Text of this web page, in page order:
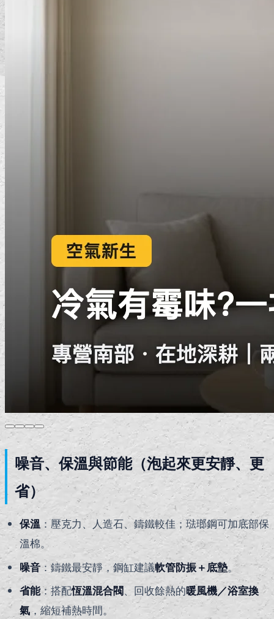
噪音、保溫與節能（泡起來更安靜、更
省）
保溫 ：壓克力、人造石、鑄鐵較佳；琺瑯鋼可加底部保
溫棉。
噪音：鑄鐵最安靜，鋼缸建議軟管防振＋底墊。
省能：搭配恆溫混合閥、回收餘熱的暖風機／浴室換
氣 ，縮短補熱時間。